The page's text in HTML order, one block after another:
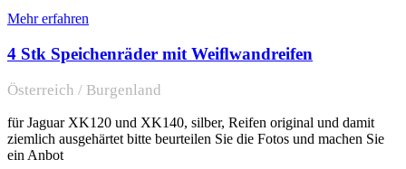
Mehr erfahren
4 Stk Speichenräder mit Weiﬂwandreifen
Österreich / Burgenland
für Jaguar XK120 und XK140, silber, Reifen original und damit
ziemlich ausgehärtet bitte beurteilen Sie die Fotos und machen Sie
ein Anbot